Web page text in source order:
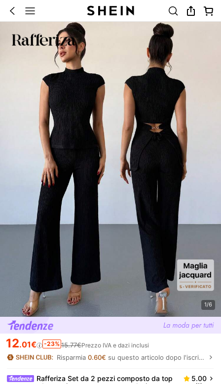
1/6
12.01€ -23% 15.77€Prezzo IVA e dazi inclusi
Risparmia0.60€ su questo articolo dopo l'iscrizione.
Rafferiza Set da 2 pezzi composto da top
5.00